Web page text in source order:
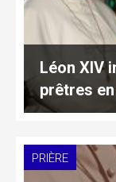
Léon XIV
prêtres
PRIÈRE